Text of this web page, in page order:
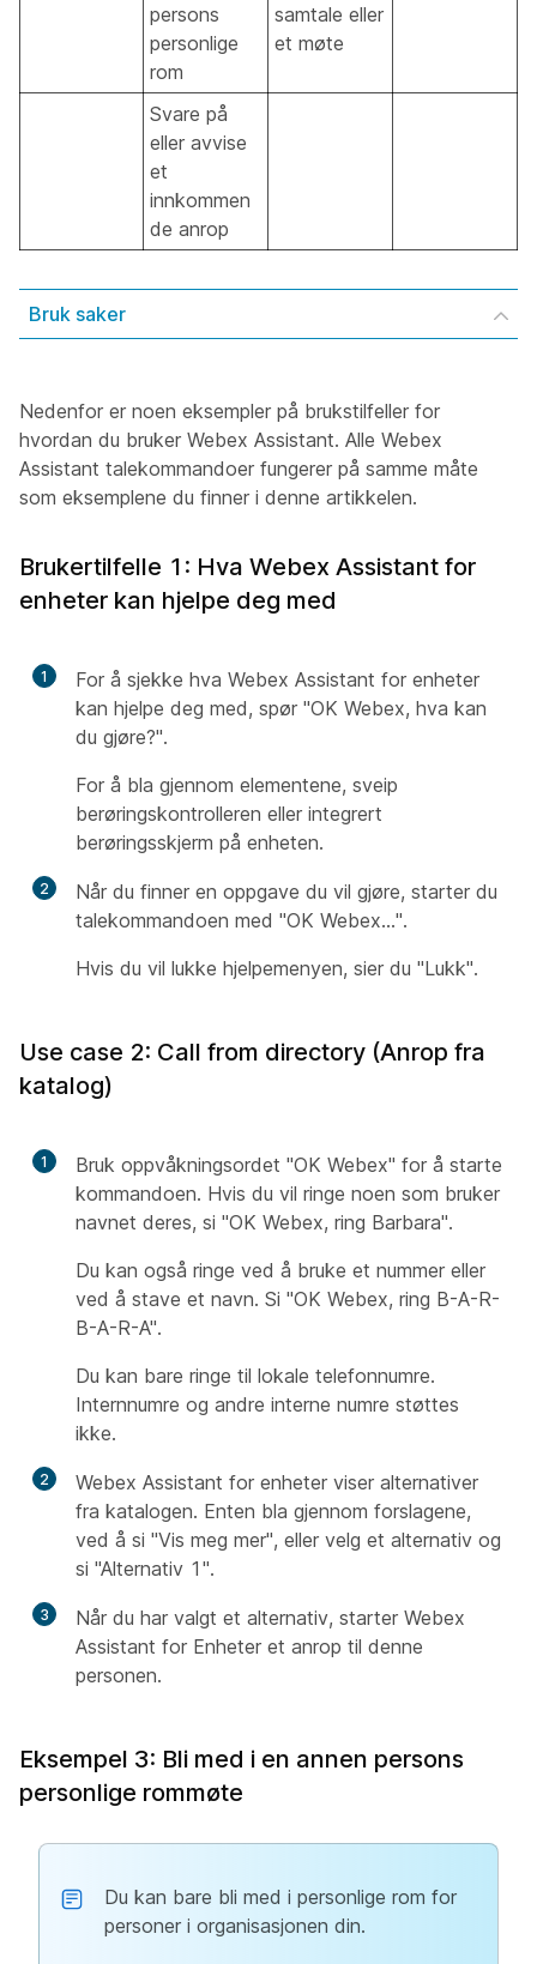
persons
personlige
rom
samtale eller
et møte
Svare på
eller avvise
et
innkommen
de anrop
Bruk saker
Nedenfor er noen eksempler på brukstilfeller for
hvordan du bruker Webex Assistant. Alle Webex
Assistant talekommandoer fungerer på samme måte
som eksemplene du finner i denne artikkelen.
Brukertilfelle 1: Hva Webex Assistant for
enheter kan hjelpe deg med
1
For å sjekke hva Webex Assistant for enheter
kan hjelpe deg med, spør "OK Webex, hva kan
du gjøre?".
For å bla gjennom elementene, sveip
berøringskontrolleren eller integrert
berøringsskjerm på enheten.
2
Når du finner en oppgave du vil gjøre, starter du
talekommandoen med "OK Webex...".
Hvis du vil lukke hjelpemenyen, sier du "Lukk".
Use case 2: Call from directory (Anrop fra
katalog)
1
Bruk oppvåkningsordet "OK Webex" for å starte
kommandoen. Hvis du vil ringe noen som bruker
navnet deres, si "OK Webex, ring Barbara".
Du kan også ringe ved å bruke et nummer eller
ved å stave et navn. Si "OK Webex, ring B-A-R-
B-A-R-A".
Du kan bare ringe til lokale telefonnumre.
Internnumre og andre interne numre støttes
ikke.
2
Webex Assistant for enheter viser alternativer
fra katalogen. Enten bla gjennom forslagene,
ved å si "Vis meg mer", eller velg et alternativ og
si "Alternativ 1".
3
Når du har valgt et alternativ, starter Webex
Assistant for Enheter et anrop til denne
personen.
Eksempel 3: Bli med i en annen persons
personlige rommøte
Du kan bare bli med i personlige rom for
personer i organisasjonen din.